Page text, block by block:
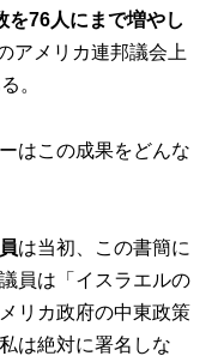
を76人にまで増やし
アメリカ連邦議会上
。
はこの成果をどんな
は当初、この書簡に
員は「イスラエルの
リカ政府の中東政策
は絶対に署名しな